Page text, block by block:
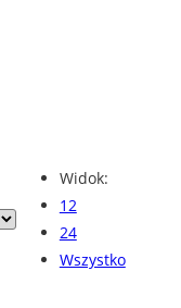
Widok:
12
24
Wszystko